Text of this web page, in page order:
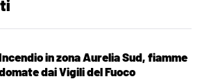
in zona Aurelia Sud, fiamme
dai Vigili del Fuoco